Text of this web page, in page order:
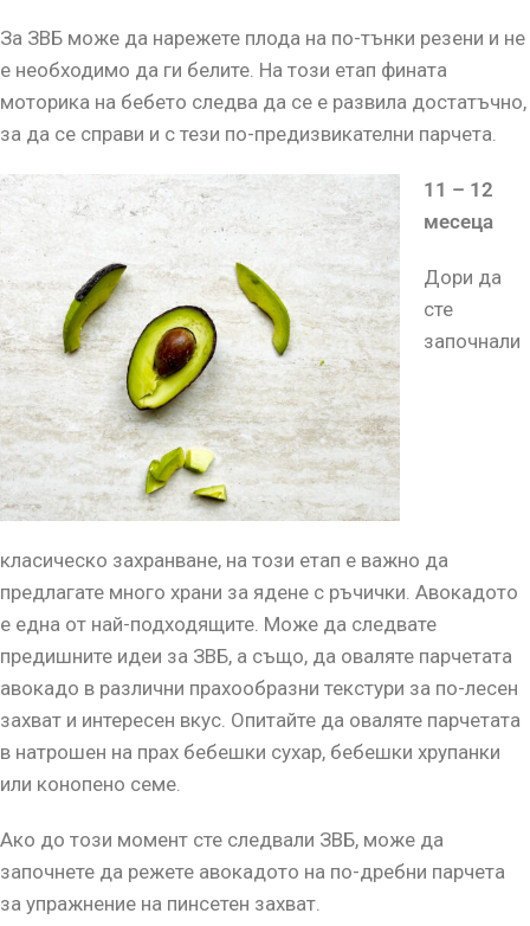
За ЗВБ може да нарежете плода на по-тънки резени и не
е необходимо да ги белите. На този етап фината
моторика на бебето следва да се е развила достатъчно,
за да се справи и с тези по-предизвикателни парчета.
11 – 12
месеца
Дори да
сте
започнали
класическо захранване, на този етап е важно да
предлагате много храни за ядене с ръчички. Авокадото
е една от най-подходящите. Може да следвате
предишните идеи за ЗВБ, а също, да оваляте парчетата
авокадо в различни прахообразни текстури за по-лесен
захват и интересен вкус. Опитайте да оваляте парчетата
в натрошен на прах бебешки сухар, бебешки хрупанки
или конопено семе.
Ако до този момент сте следвали ЗВБ, може да
започнете да режете авокадото на по-дребни парчета
за упражнение на пинсетен захват.